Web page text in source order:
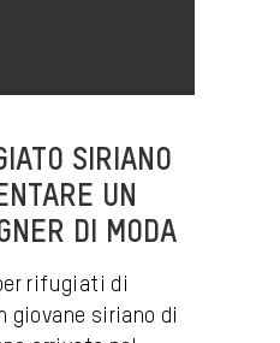
SIRIANO
UN
DI MODA
rifugiati di
giovane siriano di